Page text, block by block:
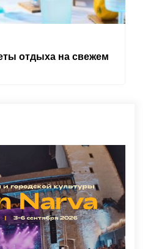
отдыха на свежем